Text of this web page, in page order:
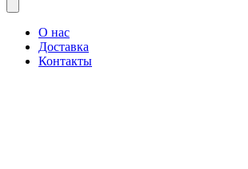
О нас
Доставка
Контакты